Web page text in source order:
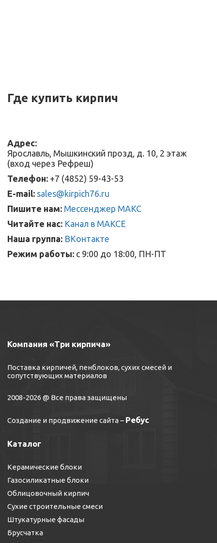
Где купить кирпич
Адрес:
Ярославль, Мышкинский прозд, д. 10, 2 этаж
(вход через Рефреш)
Телефон: +7 (4852) 59-43-53
E-mail: sales@kirpich76.ru
Пишите нам: Мессенджер МАКС
Читайте нас: Канал в МАКСЕ
Наша группа: ВКонтакте
Режим работы: с 9:00 до 18:00, ПН-ПТ
Компания «Три кирпича»
Поставка кирпичей, пенблоков, сухих смесей и
сопутствующих материалов
2008-2026 @ Все права защищены
Создание и продвижение сайта– Ребус
Каталог
Керамические блоки
Газосиликатные блоки
Облицовочный кирпич
Сухие строительные смеси
Штукатурные фасады
Брусчатка